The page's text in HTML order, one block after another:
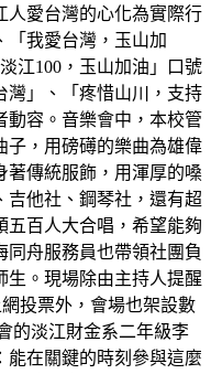
人愛台灣的心化為實際行
「我愛台灣，玉山加
江100，玉山加油」口號
灣」、「疼惜山川，支持
動容。音樂會中，本校管
子，用磅礡的樂曲為雄偉
著傳統服飾，用渾厚的嗓
吉他社、鋼琴社，還有超
五百人大合唱，希望能夠
同舟服務員也帶領社團負
生。現場除由主持人提醒
投票外，會場也架設數
的淡江財金系二年級李
能在關鍵的時刻參與這麼